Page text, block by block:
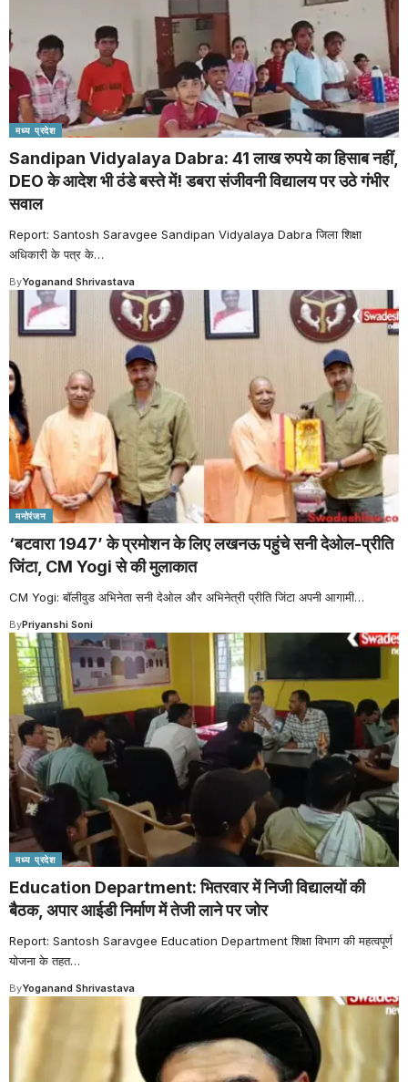
मध्य प्रदेश
Sandipan Vidyalaya Dabra: 41 लाख रुपये का हिसाब नहीं,
DEO के आदेश भी ठंडे बस्ते में! डबरा संजीवनी विद्यालय पर उठे गंभीर
सवाल
Report: Santosh Saravgee Sandipan Vidyalaya Dabra जिला शिक्षा
अधिकारी के पत्र के…
ByYoganand Shrivastava
मनोरंजन
‘बटवारा 1947’ के प्रमोशन के लिए लखनऊ पहुंचे सनी देओल-प्र‍ीति
जिंटा, CM Yogi से की मुलाकात
CM Yogi: बॉलीवुड अभिनेता सनी देओल और अभिनेत्री प्रीति जिंटा अपनी आगामी…
ByPriyanshi Soni
मध्य प्रदेश
Education Department: भितरवार में निजी विद्यालयों की
बैठक, अपार आईडी निर्माण में तेजी लाने पर जोर
Report: Santosh Saravgee Education Department शिक्षा विभाग की महत्वपूर्ण
योजना के तहत…
ByYoganand Shrivastava